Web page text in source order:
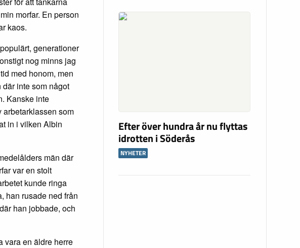
morfar. En person
kaos.
generationer
nog minns jag
med honom, men
inte som något
Kanske inte
arbetarklassen som
in i vilken Albin
män där
var en stolt
kunde ringa
han rusade ned från
han jobbade, och
vara en äldre herre
Efter över hundra år nu flyttas
idrotten i Söderås
NYHETER